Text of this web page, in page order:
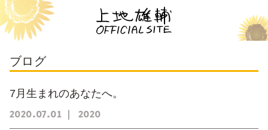
ブログ
7月生まれのあなたへ。
2020 07 01 2020